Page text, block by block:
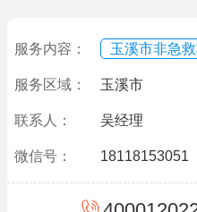
服务内容： 玉溪市非急
服务区域： 玉溪市
联系人： 吴经理
微信号： 18118153051